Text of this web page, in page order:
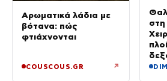
Αρωματικά λάδια με
βότανα: πώς
φτιάχνονται
COUSCOUS.GR ↗